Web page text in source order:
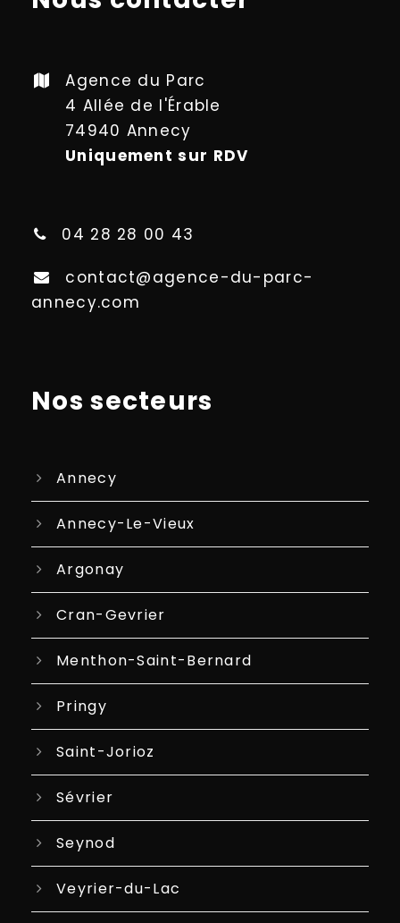
Agence du Parc
4 Allée de l'Érable
74940 Annecy
Uniquement sur RDV
04 28 28 00 43
contact@agence-du-parc-
annecy.com
Nos secteurs
Annecy
Annecy-Le-Vieux
Argonay
Cran-Gevrier
Menthon-Saint-Bernard
Pringy
Saint-Jorioz
Sévrier
Seynod
Veyrier-du-Lac